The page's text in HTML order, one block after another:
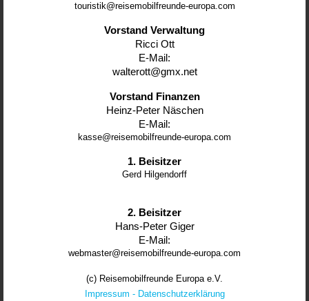
touristik@reisemobilfreunde-europa.com
Vorstand Verwaltung
Ricci Ott
E-Mail:
walterott@gmx.net
Vorstand Finanzen
Heinz-Peter Näschen
E-Mail:
kasse@reisemobilfreunde-europa.com
1. Beisitzer
Gerd Hilgendorff
2. Beisitzer
Hans-Peter Giger
E-Mail:
webmaster@reisemobilfreunde-europa.com
(c) Reisemobilfreunde Europa e.V.
Impressum - Datenschutzerklärung